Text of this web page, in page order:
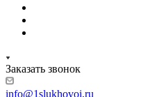
Заказать звонок
info@1slukhovoi.ru